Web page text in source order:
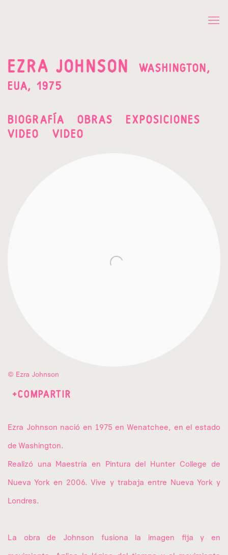
EZRA JOHNSON
WASHINGTON,
EUA, 1975
BIOGRAFÍA OBRAS
EXPOSICIONES
VIDEO
VIDEO
© Ezra Johnson
COMPARTIR
Ezra Johnson nació en 1975 en Wenatchee, en el estado
de Washington.
Realizó una Maestría en Pintura del Hunter College de
Nueva York en 2006. Vive y trabaja entre Nueva York y
Londres.
La obra de Johnson fusiona la imagen fija y en